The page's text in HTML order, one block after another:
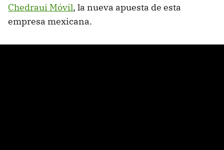
Chedraui Móvil, la nueva apuesta de esta
empresa mexicana.